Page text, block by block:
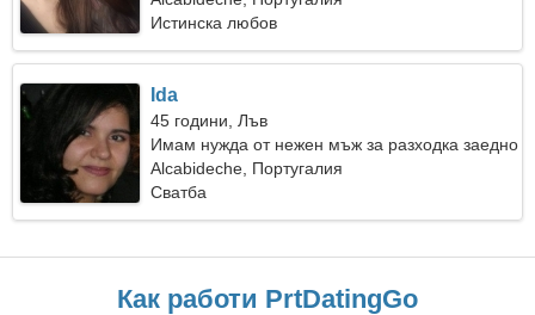
Истинска любов
Ida
45 години, Лъв
Имам нужда от нежен мъж за разходка заедно
Alcabideche, Португалия
Сватба
Как работи PrtDatingGo